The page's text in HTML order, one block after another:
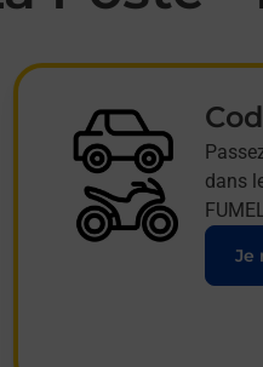
dans
Je